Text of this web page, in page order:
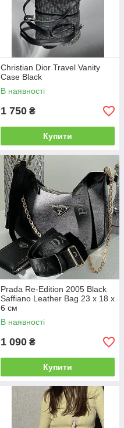
Christian Dior Travel Vanity
Case Black
В наявності
1 750 ₴
Купити
Prada Re-Edition 2005 Black
Saffiano Leather Bag 23 х 18 х
6 см
В наявності
1 090 ₴
Купити